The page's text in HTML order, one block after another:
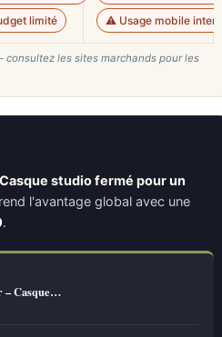
limité ⚠️ Usage mobile
les sites marchands pour les
studio fermé pour un
l'avantage global avec une
.
– Casque…